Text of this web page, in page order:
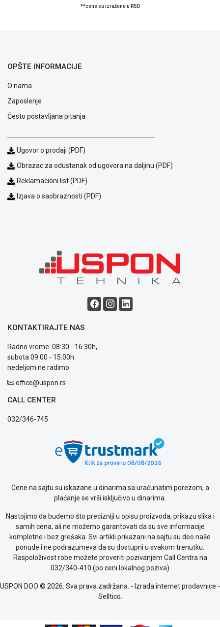
kvara
privatnosti
Politika
kolačićima
garancije
OUTLET
WEB
KREDIT
**cene su izražene u RSD
OPŠTE INFORMACIJE
O nama
Zaposlenje
Često postavljana pitanja
Ugovor o prodaji (PDF)
Obrazac za odustanak od ugovora na daljinu (PDF)
Reklamacioni list (PDF)
Izjava o saobraznosti (PDF)
KONTAKTIRAJTE NAS
Radno vreme: 08:30 - 16:30h,
subota 09:00 - 15:00h
nedeljom ne radimo
office@uspon.rs
CALL CENTER
032/346-745
Cene na sajtu su iskazane u dinarima sa uračunatim porezom, a
plaćanje se vrši isključivo u dinarima.
Nastojimo da budemo što precizniji u opisu proizvoda, prikazu slika i
samih cena, ali ne možemo garantovati da su sve informacije
kompletne i bez grešaka. Svi artikli prikazani na sajtu su deo naše
ponude i ne podrazumeva da su dostupni u svakom trenutku.
Raspoloživost robe možete proveriti pozivanjem Call Centra na
032/340-410 (po ceni lokalnog poziva)
USPON DOO © 2026. Sva prava zadržana. - Izrada internet prodavnice -
Selltico.